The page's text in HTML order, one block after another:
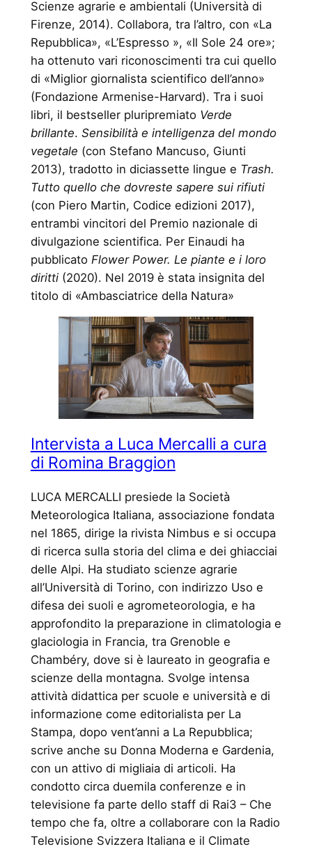
Scienze agrarie e ambientali (Università di
Firenze, 2014). Collabora, tra l’altro, con «La
Repubblica», «L’Espresso », «Il Sole 24 ore»;
ha ottenuto vari riconoscimenti tra cui quello
di «Miglior giornalista scientifico dell’anno»
(Fondazione Armenise-Harvard). Tra i suoi
libri, il bestseller pluripremiato Verde
brillante. Sensibilità e intelligenza del mondo
vegetale (con Stefano Mancuso, Giunti
2013), tradotto in diciassette lingue e Trash.
Tutto quello che dovreste sapere sui rifiuti
(con Piero Martin, Codice edizioni 2017),
entrambi vincitori del Premio nazionale di
divulgazione scientifica. Per Einaudi ha
pubblicato Flower Power. Le piante e i loro
diritti(2020). Nel 2019 è stata insignita del
titolo di «Ambasciatrice della Natura»
Intervista a Luca Mercalli a cura
di Romina Braggion
LUCA MERCALLI presiede la Società
Meteorologica Italiana, associazione fondata
nel 1865, dirige la rivista Nimbus e si occupa
di ricerca sulla storia del clima e dei ghiacciai
delle Alpi. Ha studiato scienze agrarie
all’Università di Torino, con indirizzo Uso e
difesa dei suoli e agrometeorologia, e ha
approfondito la preparazione in climatologia e
glaciologia in Francia, tra Grenoble e
Chambéry, dove si è laureato in geografia e
scienze della montagna. Svolge intensa
attività didattica per scuole e università e di
informazione come editorialista per La
Stampa, dopo vent’anni a La Repubblica;
scrive anche su Donna Moderna e Gardenia,
con un attivo di migliaia di articoli. Ha
condotto circa duemila conferenze e in
televisione fa parte dello staff di Rai3 – Che
tempo che fa, oltre a collaborare con la Radio
Televisione Svizzera Italiana e il Climate